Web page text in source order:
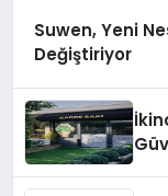
Suwen, Yeni
Değiştiriyor